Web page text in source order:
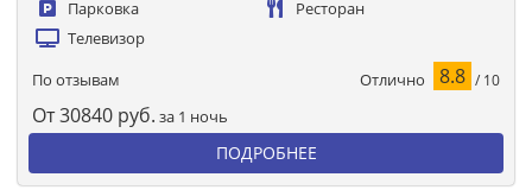
Парковка
Ресторан
Телевизор
По отзывам Отлично 8.8 / 10
От30840 руб. за 1 ночь
ПОДРОБНЕЕ